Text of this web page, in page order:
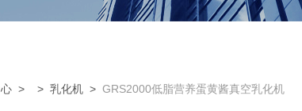
> > 乳化机 > GRS2000低脂营养蛋黄酱真空乳化机